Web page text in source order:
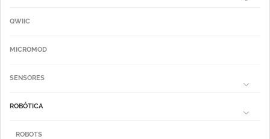
QWIIC
MICROMOD
SENSORES
ROBÓTICA
ROBOTS